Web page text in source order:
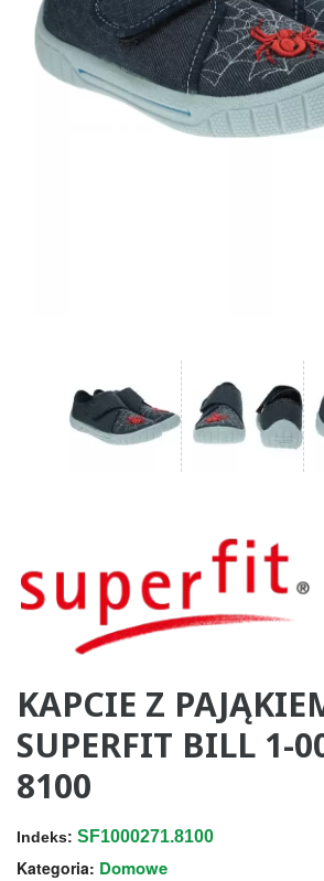
KAPCIE Z
SUPERFIT BILL 1-
8100
Indeks: SF1000271.8100
Kategoria: Domowe